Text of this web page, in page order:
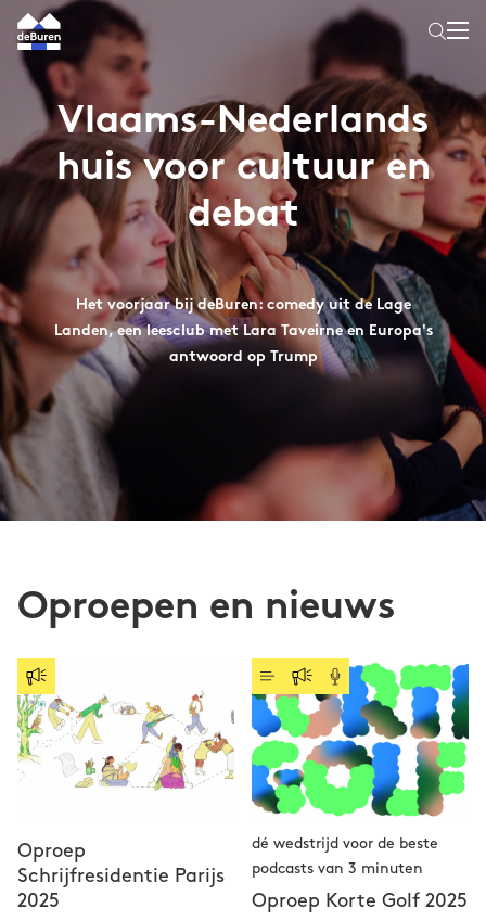
Vlaams-Nederlands
huis voor cultuur en
debat
Het voorjaar bij deBuren: comedy uit de Lage
Landen, een leesclub met Lara Taveirne en Europa's
antwoord op Trump
Oproepen en nieuws
Oproep
Schrijfresidentie Parijs
2025
dé wedstrijd voor de beste
podcasts van 3 minuten
Oproep Korte Golf 2025